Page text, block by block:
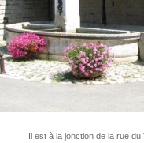
Il est à la jonction de la rue